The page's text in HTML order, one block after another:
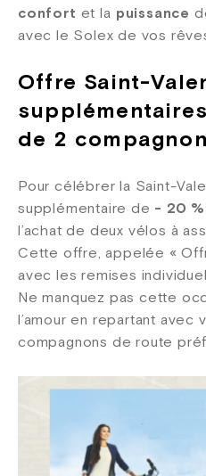
confort et la puissance
avec le Solex de vos
Offre Saint-
de 2
Pour célébrer la Saint-
supplémentaire de - 20 %
l’achat de deux vélos à
Cette offre, appelée «
avec les remises
Ne manquez pas cette
l’amour en repartant avec
compagnons de route